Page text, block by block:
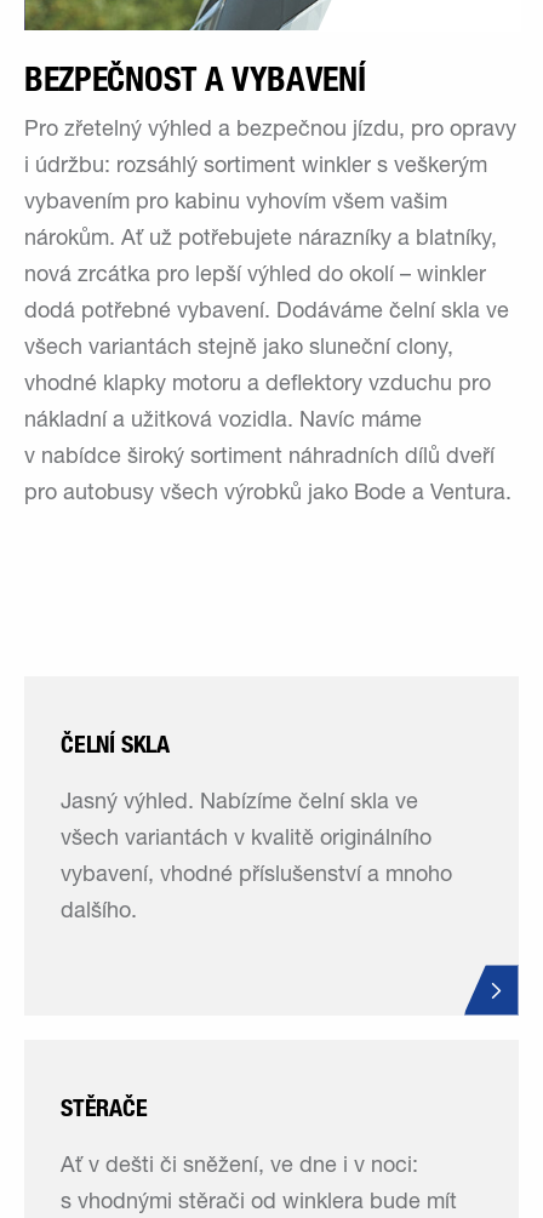
BEZPEČNOST A VYBAVENÍ
Pro zřetelný výhled a bezpečnou jízdu, pro opravy
i údržbu: rozsáhlý sortiment winkler s veškerým
vybavením pro kabinu vyhovím všem vašim
nárokům. Ať už potřebujete nárazníky a blatníky,
nová zrcátka pro lepší výhled do okolí – winkler
dodá potřebné vybavení. Dodáváme čelní skla ve
všech variantách stejně jako sluneční clony,
vhodné klapky motoru a deflektory vzduchu pro
nákladní a užitková vozidla. Navíc máme
v nabídce široký sortiment náhradních dílů dveří
pro autobusy všech výrobků jako Bode a Ventura.
ČELNÍ SKLA
Jasný výhled. Nabízíme čelní skla ve
všech variantách v kvalitě originálního
vybavení, vhodné příslušenství a mnoho
dalšího.
STĚRAČE
Ať v dešti či sněžení, ve dne i v noci:
s vhodnými stěrači od winklera bude mít